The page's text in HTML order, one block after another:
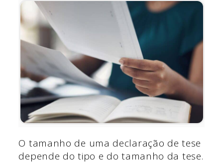
O tamanho de uma declaração de tese
depende do tipo e do tamanho da tese.